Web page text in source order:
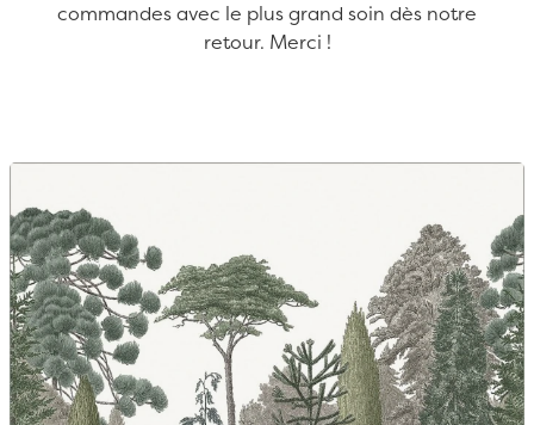
commandes avec le plus grand soin dès notre
retour. Merci !
Passer à la fin de la galerie d’images